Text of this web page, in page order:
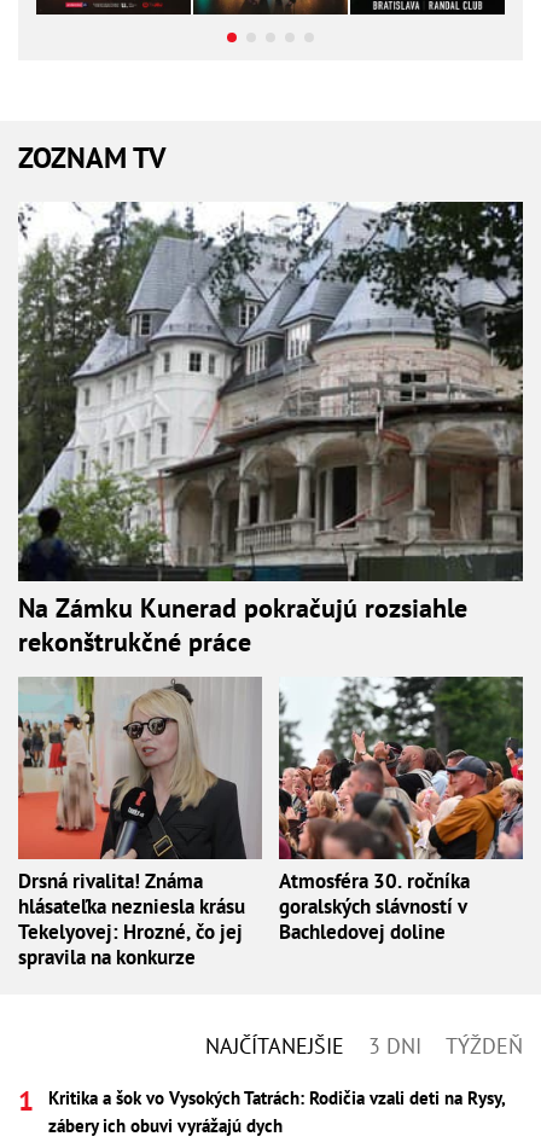
ZOZNAM TV
Na Zámku Kunerad pokračujú rozsiahle
rekonštrukčné práce
Drsná rivalita! Známa
hlásateľka nezniesla krásu
Tekelyovej: Hrozné, čo jej
spravila na konkurze
Atmosféra 30. ročníka
goralských slávností v
Bachledovej doline
NAJČÍTANEJŠIE 3 DNI TÝŽDEŇ
Kritika a šok vo Vysokých Tatrách: Rodičia vzali deti na Rysy,
zábery ich obuvi vyrážajú dych